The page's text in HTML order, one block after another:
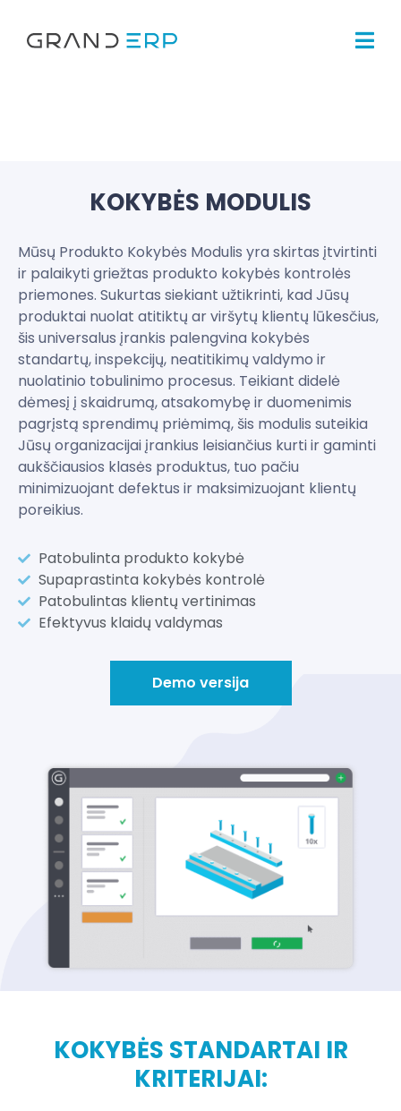
KOKYBĖS MODULIS
Mūsų Produkto Kokybės Modulis yra skirtas įtvirtinti
ir palaikyti griežtas produkto kokybės kontrolės
priemones. Sukurtas siekiant užtikrinti, kad Jūsų
produktai nuolat atitiktų ar viršytų klientų lūkesčius,
šis universalus įrankis palengvina kokybės
standartų, inspekcijų, neatitikimų valdymo ir
nuolatinio tobulinimo procesus. Teikiant didelė
dėmesį į skaidrumą, atsakomybę ir duomenimis
pagrįstą sprendimų priėmimą, šis modulis suteikia
Jūsų organizacijai įrankius leisiančius kurti ir gaminti
aukščiausios klasės produktus, tuo pačiu
minimizuojant defektus ir maksimizuojant klientų
poreikius.
Patobulinta produkto kokybė
Supaprastinta kokybės kontrolė
Patobulintas klientų vertinimas
Efektyvus klaidų valdymas
Demo versija
KOKYBĖS STANDARTAI IR
KRITERIJAI: